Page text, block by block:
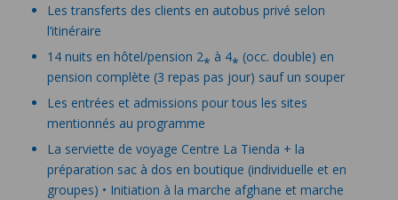
Les transferts des clients en autobus privé selon
l’itinéraire
14 nuits en hôtel/pension 2⁎ à 4⁎ (occ. double) en
pension complète (3 repas pas jour) sauf un souper
Les entrées et admissions pour tous les sites
mentionnés au programme
La serviette de voyage Centre La Tienda + la
préparation sac à dos en boutique (individuelle et en
groupes) • Initiation à la marche afghane et marche